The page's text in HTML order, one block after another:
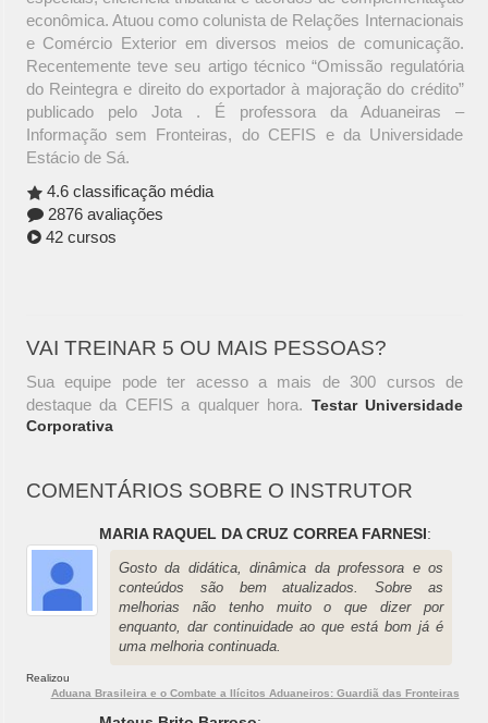
econômica. Atuou como colunista de Relações Internacionais
e Comércio Exterior em diversos meios de comunicação.
Recentemente teve seu artigo técnico “Omissão regulatória
do Reintegra e direito do exportador à majoração do crédito”
publicado pelo Jota . É professora da Aduaneiras –
Informação sem Fronteiras, do CEFIS e da Universidade
Estácio de Sá.
4.6 classificação média
2876 avaliações
42 cursos
VAI TREINAR 5 OU MAIS PESSOAS?
Sua equipe pode ter acesso a mais de 300 cursos de
destaque da CEFIS a qualquer hora. Testar Universidade
Corporativa
COMENTÁRIOS SOBRE O INSTRUTOR
MARIA RAQUEL DA CRUZ CORREA FARNESI:
Gosto da didática, dinâmica da professora e os
conteúdos são bem atualizados. Sobre as
melhorias não tenho muito o que dizer por
enquanto, dar continuidade ao que está bom já é
uma melhoria continuada.
Realizou
Aduana Brasileira e o Combate a Ilícitos Aduaneiros: Guardiã das Fronteiras